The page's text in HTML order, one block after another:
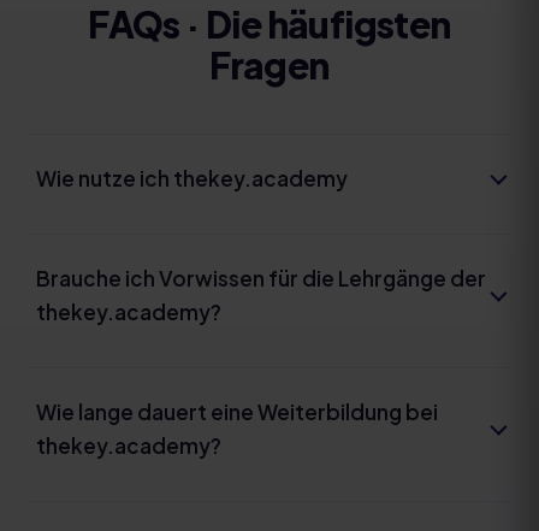
FAQs · Die häufigsten
Fragen
Wie nutze ich thekey.academy
Brauche ich Vorwissen für die Lehrgänge der
thekey.academy?
Wie lange dauert eine Weiterbildung bei
thekey.academy?